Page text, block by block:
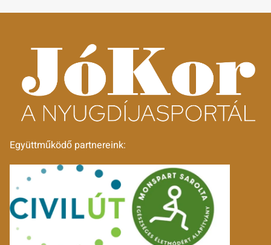
Együttműködő partnereink: